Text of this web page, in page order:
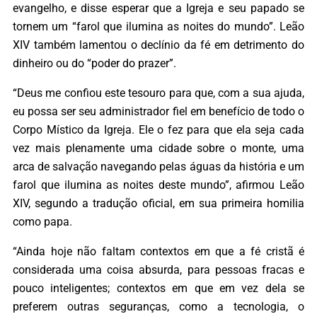
evangelho, e disse esperar que a Igreja e seu papado se
tornem um “farol que ilumina as noites do mundo”. Leão
XIV também lamentou o declínio da fé em detrimento do
dinheiro ou do “poder do prazer”.
“Deus me confiou este tesouro para que, com a sua ajuda,
eu possa ser seu administrador fiel em benefício de todo o
Corpo Místico da Igreja. Ele o fez para que ela seja cada
vez mais plenamente uma cidade sobre o monte, uma
arca de salvação navegando pelas águas da história e um
farol que ilumina as noites deste mundo”, afirmou Leão
XIV, segundo a tradução oficial, em sua primeira homilia
como papa.
“Ainda hoje não faltam contextos em que a fé cristã é
considerada uma coisa absurda, para pessoas fracas e
pouco inteligentes; contextos em que em vez dela se
preferem outras seguranças, como a tecnologia, o